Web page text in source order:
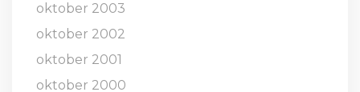
oktober 2003
oktober 2002
oktober 2001
oktober 2000